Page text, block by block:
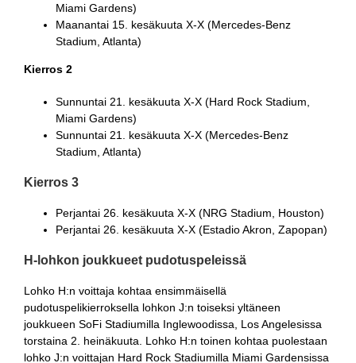
Miami Gardens)
Maanantai 15. kesäkuuta X-X (Mercedes-Benz
Stadium, Atlanta)
Kierros 2
Sunnuntai 21. kesäkuuta X-X (Hard Rock Stadium,
Miami Gardens)
Sunnuntai 21. kesäkuuta X-X (Mercedes-Benz
Stadium, Atlanta)
Kierros 3
Perjantai 26. kesäkuuta X-X (NRG Stadium, Houston)
Perjantai 26. kesäkuuta X-X (Estadio Akron, Zapopan)
H-lohkon joukkueet pudotuspeleissä
Lohko H:n voittaja kohtaa ensimmäisellä
pudotuspelikierroksella lohkon J:n toiseksi yltäneen
joukkueen SoFi Stadiumilla Inglewoodissa, Los Angelesissa
torstaina 2. heinäkuuta. Lohko H:n toinen kohtaa puolestaan
lohko J:n voittajan Hard Rock Stadiumilla Miami Gardensissa